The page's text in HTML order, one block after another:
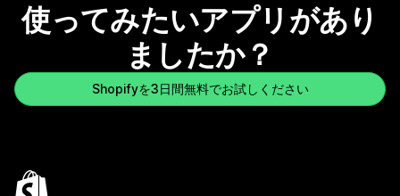
使ってみたいアプリがあり
ましたか？
Shopifyを3日間無料でお試しください